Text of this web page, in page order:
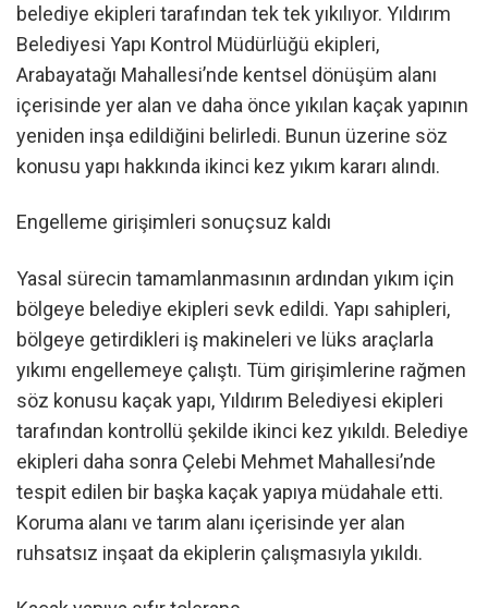
belediye ekipleri tarafından tek tek yıkılıyor. Yıldırım
Belediyesi Yapı Kontrol Müdürlüğü ekipleri,
Arabayatağı Mahallesi’nde kentsel dönüşüm alanı
içerisinde yer alan ve daha önce yıkılan kaçak yapının
yeniden inşa edildiğini belirledi. Bunun üzerine söz
konusu yapı hakkında ikinci kez yıkım kararı alındı.
Engelleme girişimleri sonuçsuz kaldı
Yasal sürecin tamamlanmasının ardından yıkım için
bölgeye belediye ekipleri sevk edildi. Yapı sahipleri,
bölgeye getirdikleri iş makineleri ve lüks araçlarla
yıkımı engellemeye çalıştı. Tüm girişimlerine rağmen
söz konusu kaçak yapı, Yıldırım Belediyesi ekipleri
tarafından kontrollü şekilde ikinci kez yıkıldı. Belediye
ekipleri daha sonra Çelebi Mehmet Mahallesi’nde
tespit edilen bir başka kaçak yapıya müdahale etti.
Koruma alanı ve tarım alanı içerisinde yer alan
ruhsatsız inşaat da ekiplerin çalışmasıyla yıkıldı.